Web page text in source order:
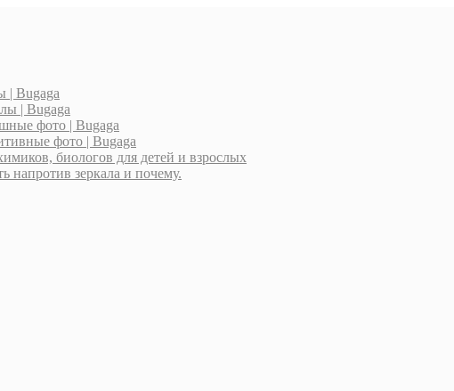
| Bugaga
| Bugaga
фото | Bugaga
фото | Bugaga
биологов для детей и взрослых
напротив зеркала и почему.